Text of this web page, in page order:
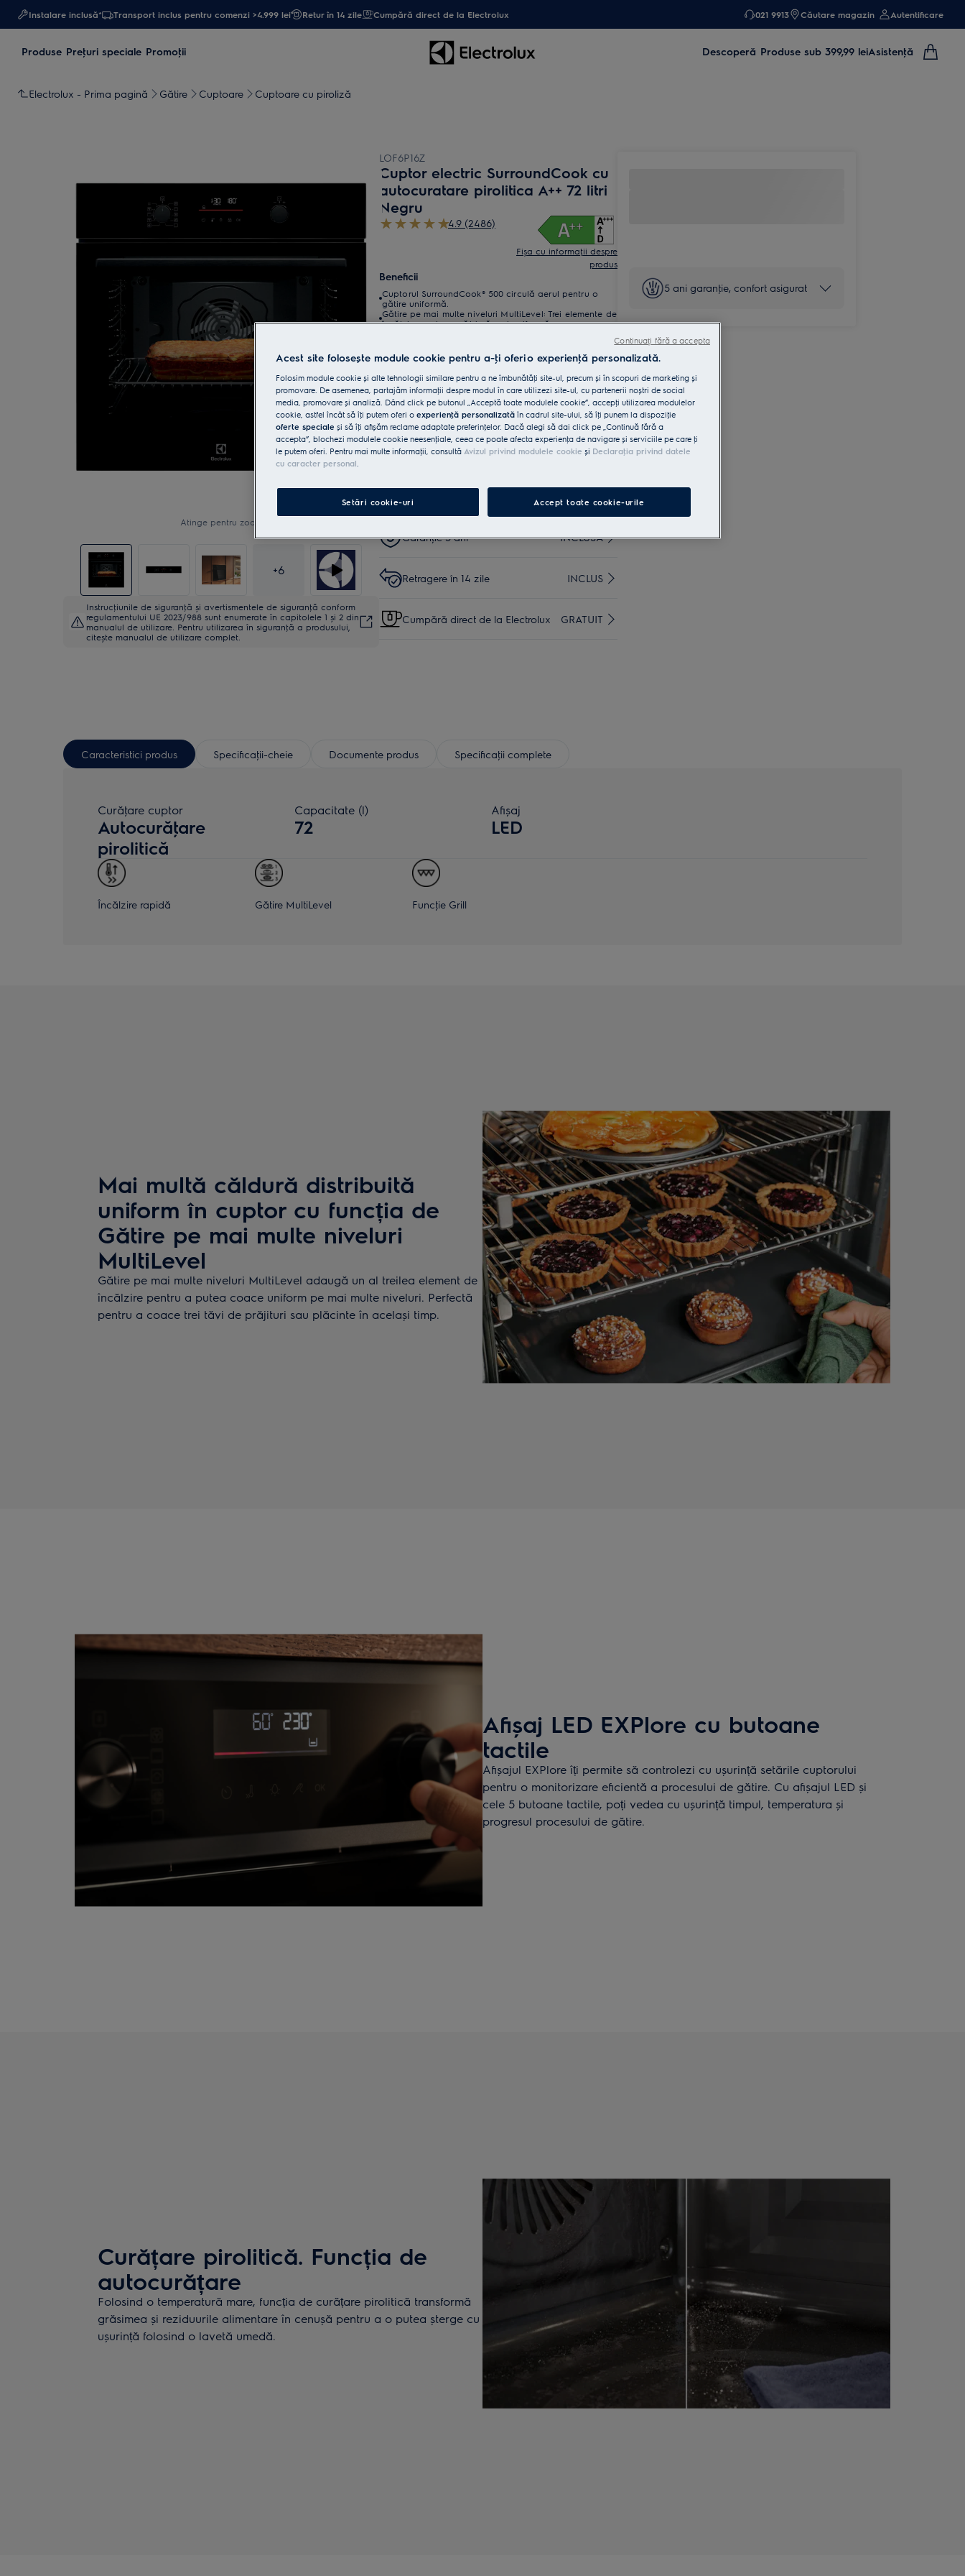
Instalare inclusă* Transport inclus pentru comenzi >4.999 lei Retur în 14 zile Cumpără direct de la Electrolux 021 9913 Căutare magazin Autentificare
Produse Preţuri speciale Promoţii Descoperă Produse sub 399,99 leiAsistenţă
Electrolux - Prima pagină Gătire Cuptoare Cuptoare cu piroliză
Atinge pentru zoom
+6
Instrucţiunile de siguranţă și avertismentele de siguranţă conform
regulamentului UE 2023/988 sunt enumerate în capitolele 1 și 2 din
manualul de utilizare. Pentru utilizarea în siguranţă a produsului,
citește manualul de utilizare complet.
LOF6P16Z
Cuptor electric SurroundCook cu
autocuratare pirolitica A++ 72 litri
Negru
4.9 (2486)
Fișa cu informaţii despre
produs
Beneficii
Cuptorul SurroundCook® 500 circulă aerul pentru o
gătire uniformă.
Gătire pe mai multe niveluri MultiLevel: Trei elemente de
încălzire pentru o căldură mai uniformă.
Cumpără de pe www.electrolux.ro și primești:
Livrare inclusă pentru comenzi mai
mari de 4999 lei
35 lei
Instalare* INCLUSĂ
Garanţie 5 ani INCLUSĂ
Retragere în 14 zile INCLUS
Cumpără direct de la Electrolux GRATUIT
5 ani garanţie, confort asigurat
Caracteristici produs Specificaţii-cheie Documente produs Specificaţii complete
Curăţare cuptor
Autocurăţare
pirolitică
Capacitate (l)
72
Afișaj
LED
Încălzire rapidă Gătire MultiLevel Funcţie Grill
Mai multă căldură distribuită
uniform în cuptor cu funcția de
Gătire pe mai multe niveluri
MultiLevel
Gătire pe mai multe niveluri MultiLevel adaugă un al treilea element de
încălzire pentru a putea coace uniform pe mai multe niveluri. Perfectă
pentru a coace trei tăvi de prăjituri sau plăcinte în același timp.
Afișaj LED EXPlore cu butoane
tactile
Afișajul EXPlore îți permite să controlezi cu ușurință setările cuptorului
pentru o monitorizare eficientă a procesului de gătire. Cu afișajul LED și
cele 5 butoane tactile, poți vedea cu ușurință timpul, temperatura și
progresul procesului de gătire.
Curățare pirolitică. Funcția de
autocurățare
Folosind o temperatură mare, funcția de curățare pirolitică transformă
grăsimea și reziduurile alimentare în cenușă pentru a o putea șterge cu
ușurință folosind o lavetă umedă.
Acest site folosește module cookie pentru a-ţi oferi o experienţă personalizată.
Folosim module cookie și alte tehnologii similare pentru a ne îmbunătăţi site-ul, precum și în scopuri de marketing și
promovare. De asemenea, partajăm informaţii despre modul în care utilizezi site-ul, cu partenerii noștri de social
media, promovare și analiză. Dând click pe butonul „Acceptă toate modulele cookie”, accepţi utilizarea modulelor
cookie, astfel încât să îţi putem oferi o experienţă personalizată în cadrul site-ului, să îţi punem la dispoziţie
oferte speciale și să îţi afișăm reclame adaptate preferinţelor. Dacă alegi să dai click pe „Continuă fără a
accepta”, blochezi modulele cookie neesenţiale, ceea ce poate afecta experienţa de navigare și serviciile pe care ţi
le putem oferi. Pentru mai multe informaţii, consultă Avizul privind modulele cookie și Declaraţia privind datele
cu caracter personal.
Setări cookie-uri Accept toate cookie-urile
Continuați fără a accepta